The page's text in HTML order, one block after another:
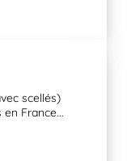
scellés)
en France...